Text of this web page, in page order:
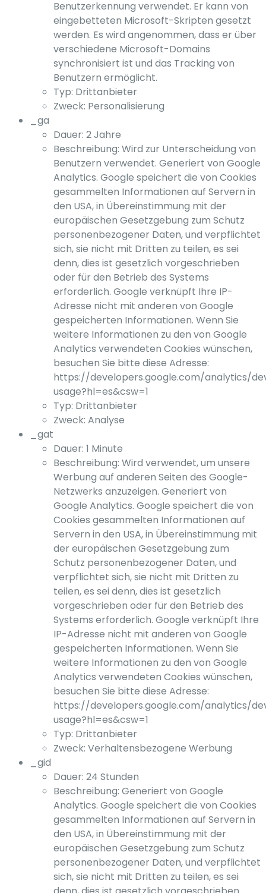
Benutzerkennung verwendet. Er kann von
eingebetteten Microsoft-Skripten gesetzt
werden. Es wird angenommen, dass er über
verschiedene Microsoft-Domains
synchronisiert ist und das Tracking von
Benutzern ermöglicht.
Typ: Drittanbieter
Zweck: Personalisierung
_ga
Dauer: 2 Jahre
Beschreibung: Wird zur Unterscheidung von
Benutzern verwendet. Generiert von Google
Analytics. Google speichert die von Cookies
gesammelten Informationen auf Servern in
den USA, in Übereinstimmung mit der
europäischen Gesetzgebung zum Schutz
personenbezogener Daten, und verpflichtet
sich, sie nicht mit Dritten zu teilen, es sei
denn, dies ist gesetzlich vorgeschrieben
oder für den Betrieb des Systems
erforderlich. Google verknüpft Ihre IP-
Adresse nicht mit anderen von Google
gespeicherten Informationen. Wenn Sie
weitere Informationen zu den von Google
Analytics verwendeten Cookies wünschen,
besuchen Sie bitte diese Adresse:
https://developers.google.com/analytics/
usage?hl=es&csw=1
Typ: Drittanbieter
Zweck: Analyse
_gat
Dauer: 1 Minute
Beschreibung: Wird verwendet, um unsere
Werbung auf anderen Seiten des Google-
Netzwerks anzuzeigen. Generiert von
Google Analytics. Google speichert die von
Cookies gesammelten Informationen auf
Servern in den USA, in Übereinstimmung mit
der europäischen Gesetzgebung zum
Schutz personenbezogener Daten, und
verpflichtet sich, sie nicht mit Dritten zu
teilen, es sei denn, dies ist gesetzlich
vorgeschrieben oder für den Betrieb des
Systems erforderlich. Google verknüpft Ihre
IP-Adresse nicht mit anderen von Google
gespeicherten Informationen. Wenn Sie
weitere Informationen zu den von Google
Analytics verwendeten Cookies wünschen,
besuchen Sie bitte diese Adresse:
https://developers.google.com/analytics/
usage?hl=es&csw=1
Typ: Drittanbieter
Zweck: Verhaltensbezogene Werbung
_gid
Dauer: 24 Stunden
Beschreibung: Generiert von Google
Analytics. Google speichert die von Cookies
gesammelten Informationen auf Servern in
den USA, in Übereinstimmung mit der
europäischen Gesetzgebung zum Schutz
personenbezogener Daten, und verpflichtet
sich, sie nicht mit Dritten zu teilen, es sei